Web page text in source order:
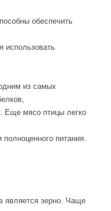
обеспечить
использовать
из самых
Еще мясо птицы легко
питания.
является зерно. Чаще